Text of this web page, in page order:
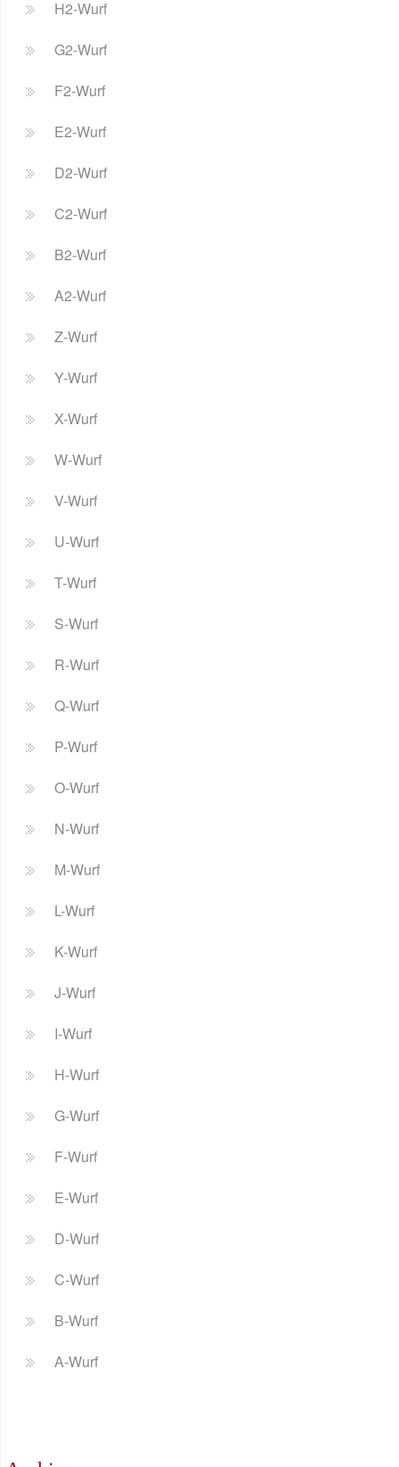
H2-Wurf
G2-Wurf
F2-Wurf
E2-Wurf
D2-Wurf
C2-Wurf
B2-Wurf
A2-Wurf
Z-Wurf
Y-Wurf
X-Wurf
W-Wurf
V-Wurf
U-Wurf
T-Wurf
S-Wurf
R-Wurf
Q-Wurf
P-Wurf
O-Wurf
N-Wurf
M-Wurf
L-Wurf
K-Wurf
J-Wurf
I-Wurf
H-Wurf
G-Wurf
F-Wurf
E-Wurf
D-Wurf
C-Wurf
B-Wurf
A-Wurf